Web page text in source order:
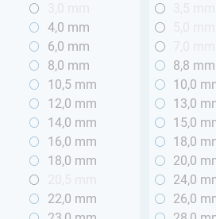
4,0 mm
6,0 mm
8,0 mm
10,5 mm
12,0 mm
14,0 mm
16,0 mm
18,0 mm
22,0 mm
8,8 mm
10,0
13,0
15,0
18,0
20,0
24,0
26,0